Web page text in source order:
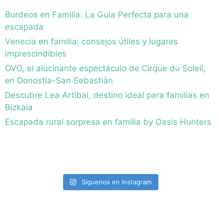
Burdeos en Familia: La Guia Perfecta para una
escapada
Venecia en familia: consejos útiles y lugares
imprescindibles
OVO, el alucinante espectáculo de Cirque du Soleil,
en Donostia-San Sebastián
Descubre Lea Artibai, destino ideal para familias en
Bizkaia
Escapada rural sorpresa en familia by Oasis Hunters
Síguenos en Instagram